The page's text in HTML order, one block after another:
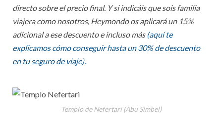
directo sobre el precio final. Y si indicáis que sois familia
viajera como nosotros, Heymondo os aplicará un 15%
adicional a ese descuento e incluso más (aquí te
explicamos cómo conseguir hasta un 30% de descuento
en tu seguro de viaje).
Templo de Nefertari (Abu Simbel)